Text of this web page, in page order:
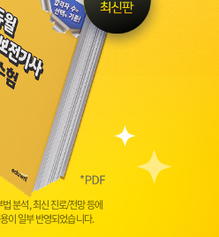
분석, 최신 진로/전망 등에
이 일부 반영되었습니다.